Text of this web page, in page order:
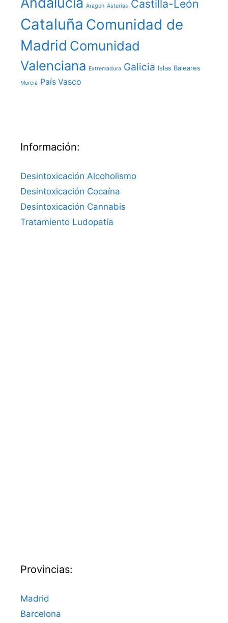
Aragón Asturias Castilla-León
Cataluña Comunidad de
Madrid Comunidad
Valenciana Extremadura Galicia Islas Baleares
Murcia País Vasco
Información:
Desintoxicación Alcoholismo
Desintoxicación Cocaína
Desintoxicación Cannabis
Tratamiento Ludopatía
Provincias:
Madrid
Barcelona